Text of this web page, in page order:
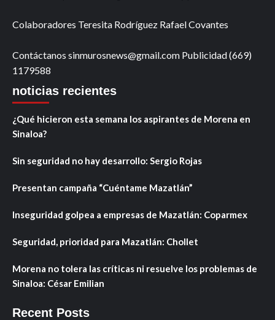
Colaboradores Teresita Rodríguez Rafael Covantes
Contáctanos sinmurosnews@gmail.com Publicidad (669)
1179588
noticias recientes
¿Qué hicieron esta semana los aspirantes de Morena en
Sinaloa?
Sin seguridad no hay desarrollo: Sergio Rojas
Presentan campaña “Cuéntame Mazatlán”
Inseguridad golpea a empresas de Mazatlán: Coparmex
Seguridad, prioridad para Mazatlán: Chollet
Morena no tolera las críticas ni resuelve los problemas de
Sinaloa: César Emilian
Recent Posts